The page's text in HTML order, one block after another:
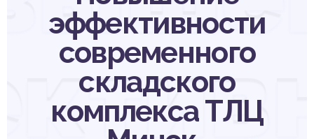
эффективности
современного
складского
комплекса ТЛЦ